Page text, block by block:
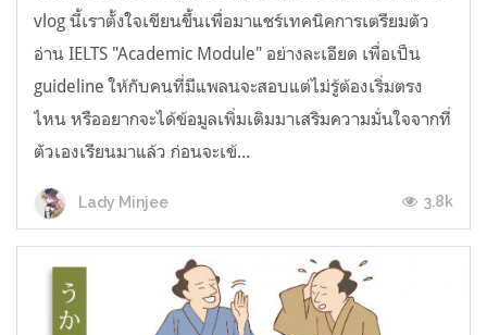
vlog นี้เราตั้งใจเขียนขึ้นเพื่อมาแชร์เทคนิคการเตรียมตัว
อ่าน IELTS "Academic Module" อย่างละเอียด เพื่อเป็น
guideline ให้กับคนที่มีแพลนจะสอบแต่ไม่รู้ต้องเริ่มตรง
ไหน หรืออยากจะได้ข้อมูลเพิ่มเติมมาเสริมความมั่นใจจากที่
ตัวเองเรียนมาแล้ว ก่อนจะเข้...
Lady Minjee 3.8k